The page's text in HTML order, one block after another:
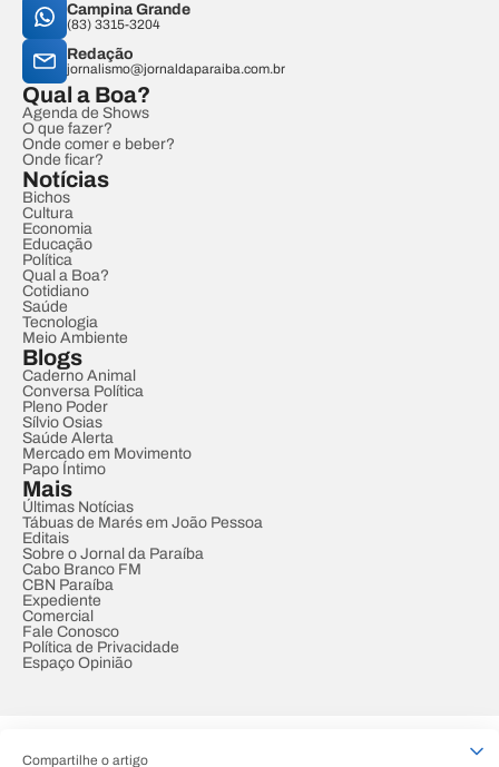
Compartilhe o artigo
Campina Grande
(83) 3315-3204
Redação
jornalismo@jornaldaparaiba.com.br
Qual a Boa?
Agenda de Shows
O que fazer?
Onde comer e beber?
Onde ficar?
Notícias
Bichos
Cultura
Economia
Educação
Política
Qual a Boa?
Cotidiano
Saúde
Tecnologia
Meio Ambiente
Blogs
Caderno Animal
Conversa Política
Pleno Poder
Sílvio Osias
Saúde Alerta
Mercado em Movimento
Papo Íntimo
Mais
Últimas Notícias
Tábuas de Marés em João Pessoa
Editais
Sobre o Jornal da Paraíba
Cabo Branco FM
CBN Paraíba
Expediente
Comercial
Fale Conosco
Política de Privacidade
Espaço Opinião